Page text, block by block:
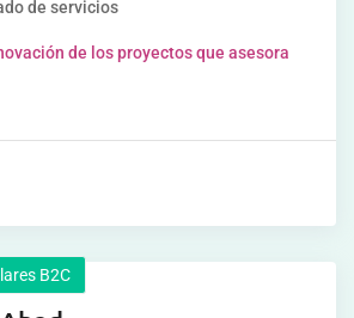
de servicios
de los proyectos que asesora
B2C